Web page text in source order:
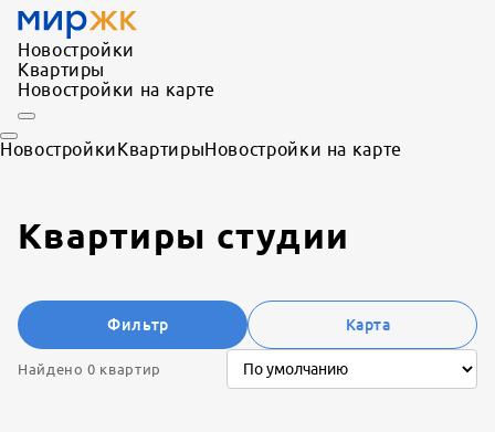
Новостройки
Квартиры
Новостройки на карте
НовостройкиКвартирыНовостройки на карте
Квартиры студии
Фильтр Карта
Найдено 0 квартир